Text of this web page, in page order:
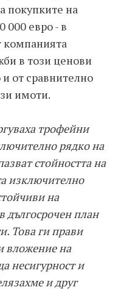
покупките на
000 евро - в
компанията
в този ценови
от сравнително
имоти.
трофейни
рядко на
стойността на
изключително
на
дългосрочен план
Това ги прави
вложение на
несигурност и
и друг